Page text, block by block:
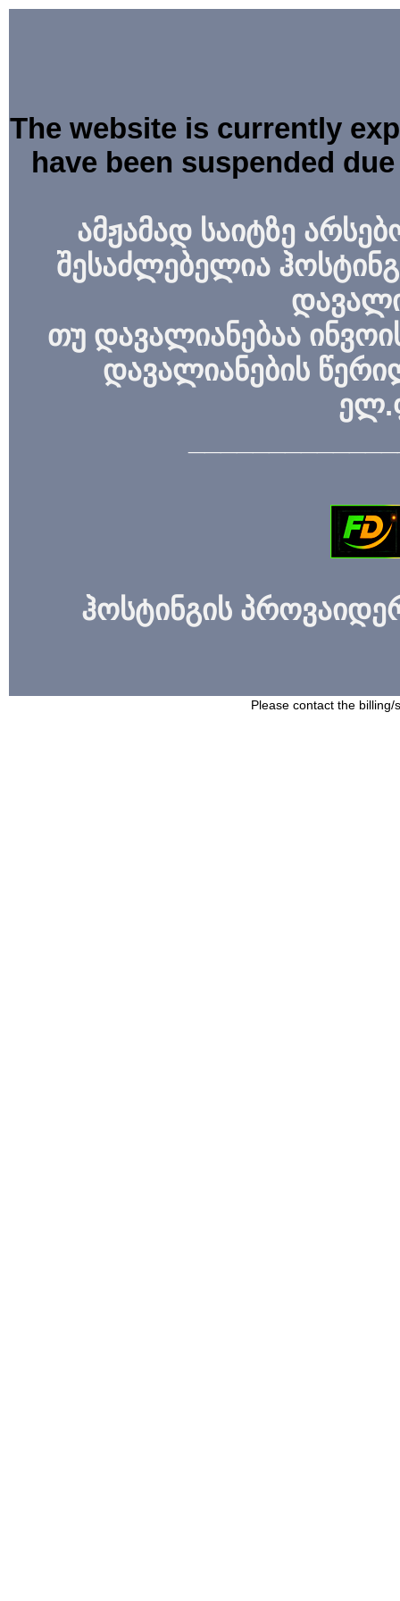
The website is currently
have been suspended
ამჟამად საიტზე
შესაძლებელია
თუ დავალიანებაა
დავალიანების
ჰოსტინგის
Please contact the